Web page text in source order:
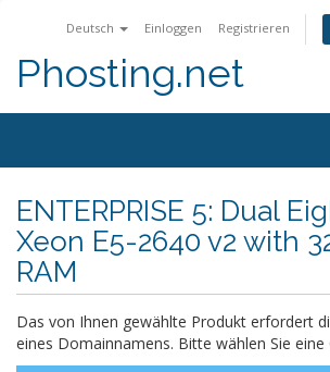
Deutsch Einloggen Registrieren
Phosting.net
ENTERPRISE 5: Dual
Xeon E5-2640 v2 with
RAM
Das von Ihnen gewählte Produkt erfordert
eines Domainnamens. Bitte wählen Sie eine